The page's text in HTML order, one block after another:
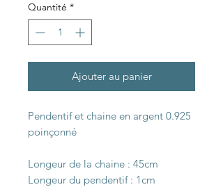
Quantité *
Ajouter au panier
Pendentif et chaine en argent 0.925
poinçonné
Longeur de la chaine : 45cm
Longeur du pendentif : 1cm